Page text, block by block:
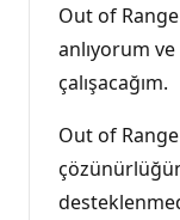
Out of Range
anlıyorum
çalışacağım.
Out of